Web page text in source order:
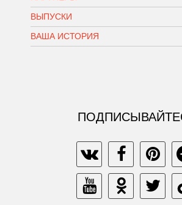
ВЫПУСКИ
ВАША ИСТОРИЯ